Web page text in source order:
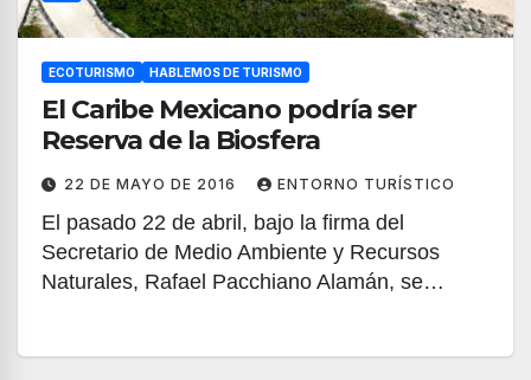
ECOTURISMO HABLEMOS DE TURISMO
El Caribe Mexicano podría ser
Reserva de la Biosfera
22 DE MAYO DE 2016 ENTORNO TURÍSTICO
El pasado 22 de abril, bajo la firma del
Secretario de Medio Ambiente y Recursos
Naturales, Rafael Pacchiano Alamán, se…